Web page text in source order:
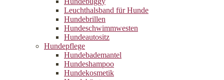
Leuchthalsband für Hunde
Hundebrillen
Hundeschwimmwesten
Hundeautositz
Hundepflege
Hundebademantel
Hundeshampoo
Hundekosmetik